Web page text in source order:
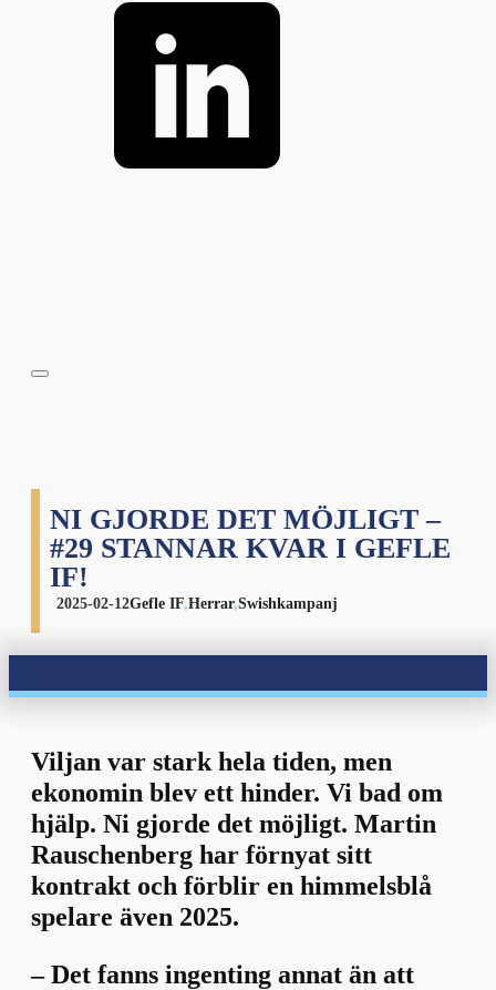
NI GJORDE DET MÖJLIGT –
#29 STANNAR KVAR I GEFLE
IF!
2025-02-12Gefle IF,Herrar,Swishkampanj
Viljan var stark hela tiden, men
ekonomin blev ett hinder. Vi bad om
hjälp. Ni gjorde det möjligt. Martin
Rauschenberg har förnyat sitt
kontrakt och förblir en himmelsblå
spelare även 2025.
– Det fanns ingenting annat än att